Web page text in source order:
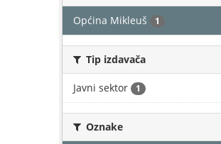
Općina Mikleuš 1
Tip izdavača
Javni sektor 1
Oznake